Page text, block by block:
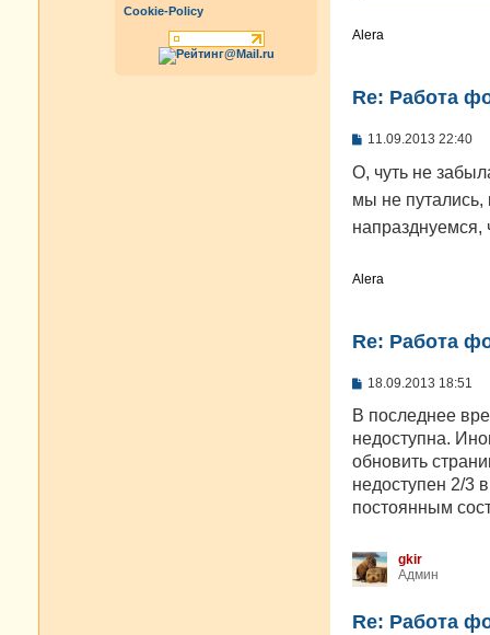
Cookie-Policy
Alera
Re: Работа
С
о
б
щ
н
11.09.2013 22:40
О, чуть не
мы не путались,
Alera
Re: Работа
С
о
щ
е
и
е
18.09.2013 18:51
В последнее
недоступна.
обновить
недоступен 2/3
постоянным
gkir
Админ
Re: Работа